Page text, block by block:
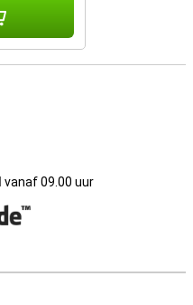
vanaf 09.00 uur